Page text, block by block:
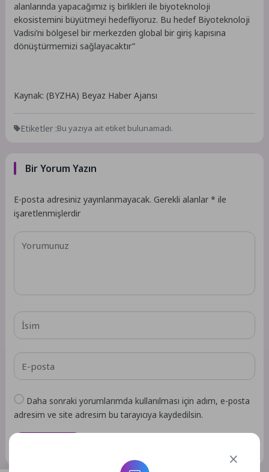
alanlarında yapacağımız iş birlikleri ile biyoteknoloji
ekosistemini büyütmeyi hedefliyoruz. Bu hedef Biyoteknoloji
Vadisi’ni bölgesel bir merkezden global bir giriş kapısına
dönüştürmemizi sağlayacaktır”
Kaynak: (BYZHA) Beyaz Haber Ajansı
Etiketler :Bu yazıya ait etiket bulunamadı.
Bir Yorum Yazın
E-posta adresiniz yayınlanmayacak. Gerekli alanlar* ile
işaretlenmişlerdir
Daha sonraki yorumlarımda kullanılması için adım, e-posta
adresim ve site adresim bu tarayıcıya kaydedilsin.